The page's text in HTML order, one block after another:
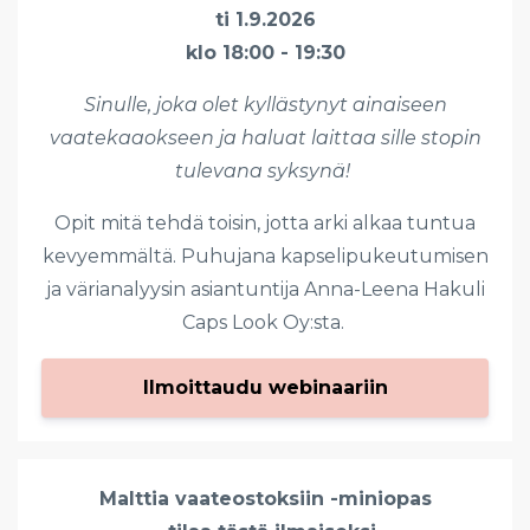
ti 1.9.2026
klo 18:00 - 19:30
Sinulle, joka olet kyllästynyt ainaiseen
vaatekaaokseen ja haluat laittaa sille stopin
tulevana syksynä!
Opit mitä tehdä toisin, jotta arki alkaa tuntua
kevyemmältä. Puhujana kapselipukeutumisen
ja värianalyysin asiantuntija Anna-Leena Hakuli
Caps Look Oy:sta.
Ilmoittaudu webinaariin
Malttia vaateostoksiin -miniopas